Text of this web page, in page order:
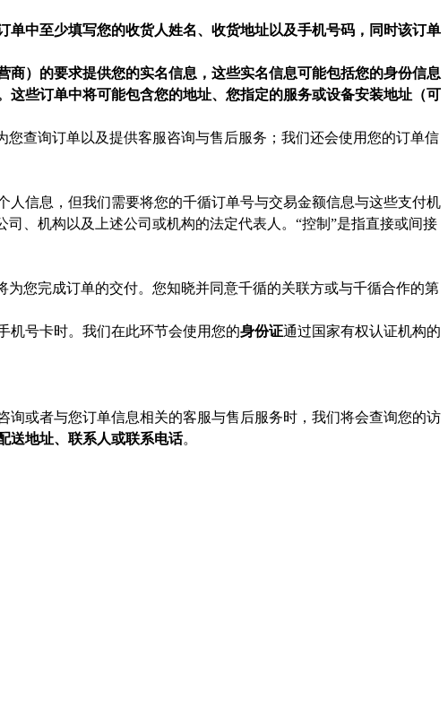
单中至少填写您的收货人姓名、收货地址以及手机号码，同时该订单
）的要求提供您的实名信息，这些实名信息可能包括您的身份信息
这些订单中将可能包含您的地址、您指定的服务或设备安装地址（可
查询订单以及提供客服咨询与售后服务；我们还会使用您的订单信
信息，但我们需要将您的千循订单号与交易金额信息与这些支付机
、机构以及上述公司或机构的法定代表人。“控制”是指直接或间接
您完成订单的交付。您知晓并同意千循的关联方或与千循合作的第
机号卡时。我们在此环节会使用您的身份证通过国家有权认证机构的
或者与您订单信息相关的客服与售后服务时，我们将会查询您的访
送地址、联系人或联系电话。